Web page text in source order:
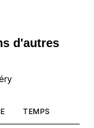
d'autres
TEMPS